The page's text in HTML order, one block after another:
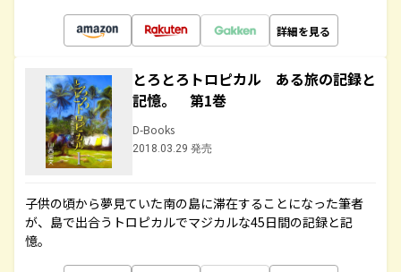
詳細を見る
とろとろトロピカル ある旅の記録と
記憶。 第1巻
D-Books
2018.03.29 発売
子供の頃から夢見ていた南の島に滞在することになった筆者
が、島で出合うトロピカルでマジカルな45日間の記録と記
憶。